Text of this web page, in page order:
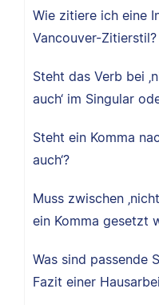
Wie zitiere ich eine
Vancouver-Zitierstil?
Steht das Verb bei
auch‘ im Singular
Steht ein Komma
auch‘?
Muss zwischen
ein Komma gesetzt
Was sind passende
Fazit einer